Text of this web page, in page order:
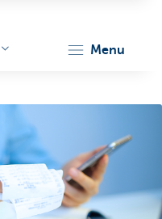
menu